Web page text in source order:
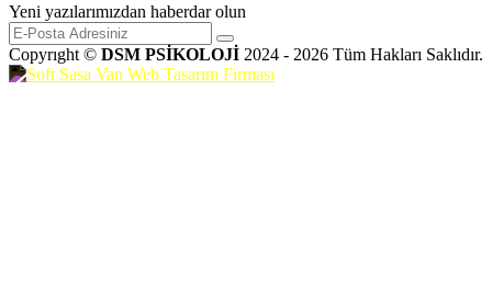
Yeni yazılarımızdan haberdar olun
Copyrıght © DSM PSİKOLOJİ 2024 - 2026 Tüm Hakları Saklıdır.